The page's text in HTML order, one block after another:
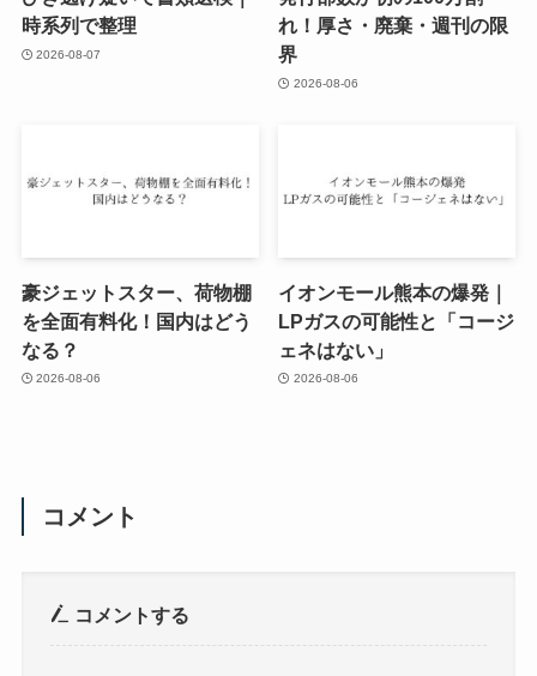
時系列で整理
2026-08-07
れ！厚さ・廃棄・週刊の限
界
2026-08-06
豪ジェットスター、荷物棚
を全面有料化！国内はどう
なる？
2026-08-06
イオンモール熊本の爆発｜
LPガスの可能性と「コージ
ェネはない」
2026-08-06
コメント
コメントする